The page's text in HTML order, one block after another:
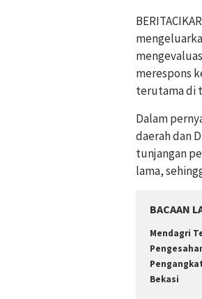
merespons
terutama di
Dalam
daerah dan
tunjangan
lama,
BACAAN
Mendagri
Bekasi